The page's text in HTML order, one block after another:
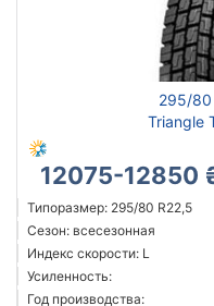
295/80
Triangle
12075-12850
Типоразмер: 295/80 R22,5
Сезон: всесезонная
Индекс скорости: L
Усиленность:
Год производства: